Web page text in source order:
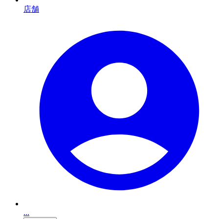
店舗
...